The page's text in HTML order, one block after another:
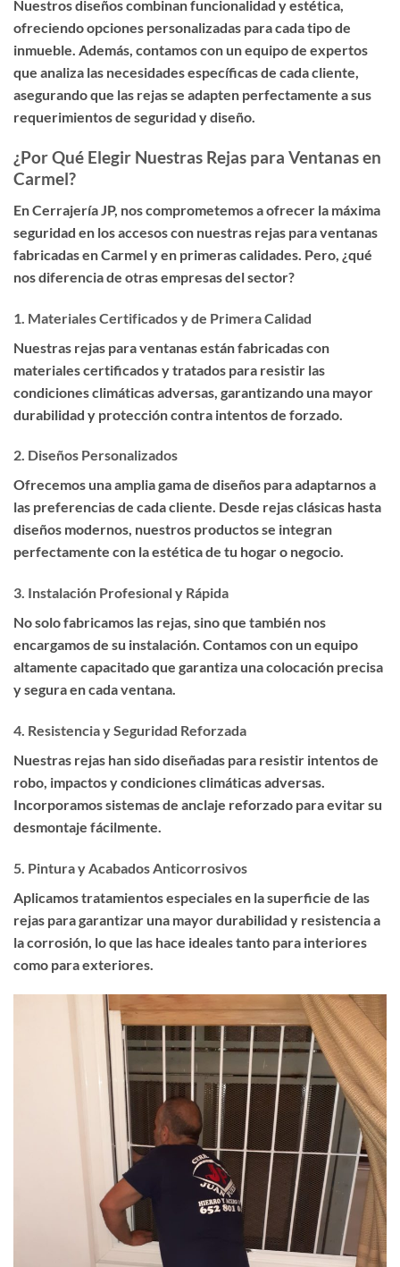
Nuestros diseños combinan funcionalidad y estética,
ofreciendo opciones personalizadas para cada tipo de
inmueble. Además, contamos con un equipo de expertos
que analiza las necesidades específicas de cada cliente,
asegurando que las rejas se adapten perfectamente a sus
requerimientos de seguridad y diseño.
¿Por Qué Elegir Nuestras Rejas para Ventanas en
Carmel?
En Cerrajería JP, nos comprometemos a ofrecer la máxima
seguridad en los accesos con nuestras rejas para ventanas
fabricadas en Carmel y en primeras calidades . Pero, ¿qué
nos diferencia de otras empresas del sector?
1. Materiales Certificados y de Primera Calidad
Nuestras rejas para ventanas están fabricadas con
materiales certificados y tratados para resistir las
condiciones climáticas adversas, garantizando una mayor
durabilidad y protección contra intentos de forzado.
2. Diseños Personalizados
Ofrecemos una amplia gama de diseños para adaptarnos a
las preferencias de cada cliente. Desde rejas clásicas hasta
diseños modernos, nuestros productos se integran
perfectamente con la estética de tu hogar o negocio.
3. Instalación Profesional y Rápida
No solo fabricamos las rejas, sino que también nos
encargamos de su instalación. Contamos con un equipo
altamente capacitado que garantiza una colocación precisa
y segura en cada ventana.
4. Resistencia y Seguridad Reforzada
Nuestras rejas han sido diseñadas para resistir intentos de
robo, impactos y condiciones climáticas adversas.
Incorporamos sistemas de anclaje reforzado para evitar su
desmontaje fácilmente.
5. Pintura y Acabados Anticorrosivos
Aplicamos tratamientos especiales en la superficie de las
rejas para garantizar una mayor durabilidad y resistencia a
la corrosión, lo que las hace ideales tanto para interiores
como para exteriores.